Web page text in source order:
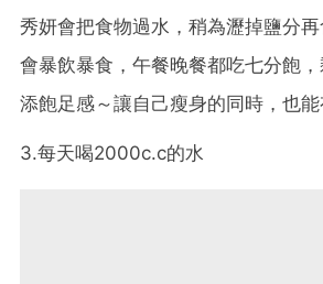
秀妍會把食物過水，稍為瀝掉鹽分
會暴飲暴食，午餐晚餐都吃七分飽
添飽足感～讓自己瘦身的同時，也能
3.每天喝2000c.c的水